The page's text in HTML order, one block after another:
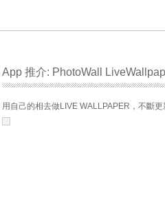
App 推介: PhotoWall
用自己的相去做LIVE WALLPAPER，不斷